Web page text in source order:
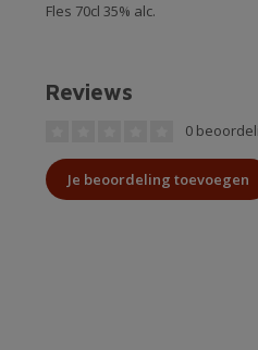
Fles 70cl 35% alc.
Reviews
0
Je beoordeling toevoegen